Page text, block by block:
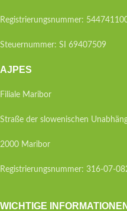
Registrierungsnummer:
Steuernummer: SI 69407509
AJPES
Filiale Maribor
Straße der slowenischen
2000 Maribor
Registrierungsnummer: 316-07-
WICHTIGE INFORMATIONEN